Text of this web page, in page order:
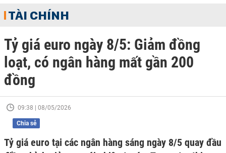
TÀI CHÍNH
Tỷ giá euro ngày 8/5: Giảm đồng
loạt, có ngân hàng mất gần 200
đồng
09:38 | 08/05/2026
Chia sẻ
Tỷ giá euro tại các ngân hàng sáng ngày 8/5 quay đầu